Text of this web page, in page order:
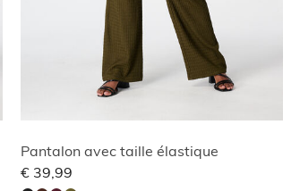
Pantalon avec taille élastique
€ 39,99